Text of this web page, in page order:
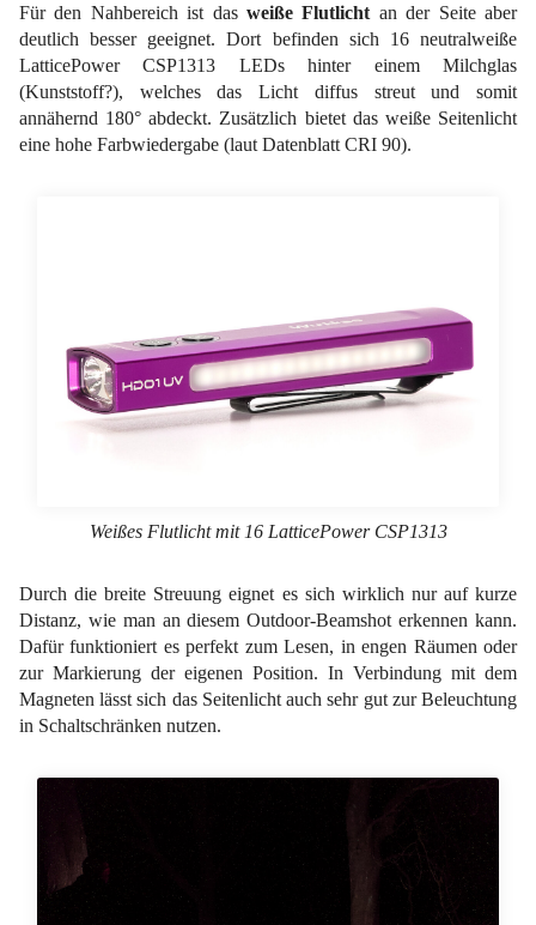
Für den Nahbereich ist das weiße Flutlicht an der Seite aber
deutlich besser geeignet. Dort befinden sich 16 neutralweiße
LatticePower CSP1313 LEDs hinter einem Milchglas
(Kunststoff?), welches das Licht diffus streut und somit
annähernd 180° abdeckt. Zusätzlich bietet das weiße Seitenlicht
eine hohe Farbwiedergabe (laut Datenblatt CRI 90).
Weißes Flutlicht mit 16 LatticePower CSP1313
Durch die breite Streuung eignet es sich wirklich nur auf kurze
Distanz, wie man an diesem Outdoor-Beamshot erkennen kann.
Dafür funktioniert es perfekt zum Lesen, in engen Räumen oder
zur Markierung der eigenen Position. In Verbindung mit dem
Magneten lässt sich das Seitenlicht auch sehr gut zur Beleuchtung
in Schaltschränken nutzen.